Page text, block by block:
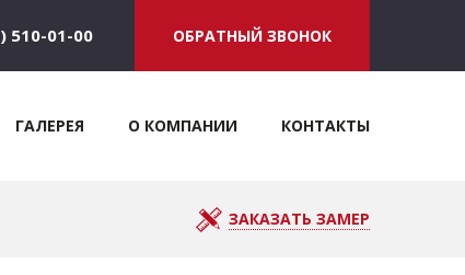
ОБРАТНЫЙ ЗВОНОК
510-01-00
ГАЛЕРЕЯ О КОМПАНИИ КОНТАКТЫ
ЗАКАЗАТЬ ЗАМЕР